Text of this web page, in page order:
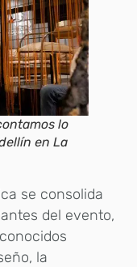
lo
en La
se consolida
del evento,
la